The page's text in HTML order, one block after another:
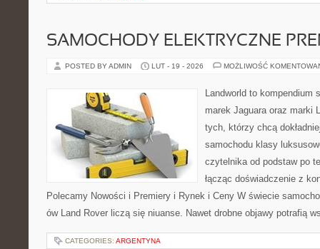
SAMOCHODY ELEKTRYCZNE
POSTED BY ADMIN LUT - 19 - 2026 MOŻLIWOŚĆ
Landworld to kompendium
marek Jaguara oraz marki
tych, którzy chcą
samochodu klasy
czytelnika od podstaw po
łącząc doświadczenie z
Polecamy Nowości i Premiery i Rynek i Ceny W świecie
ów Land Rover liczą się niuanse. Nawet drobne objawy potrafią
CATEGORIES: ARGENTYNA